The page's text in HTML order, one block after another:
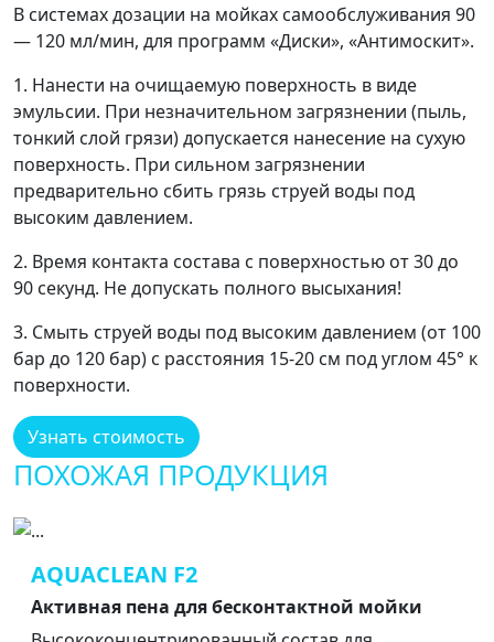
В системах дозации на мойках самообслуживания 90
— 120 мл/мин, для программ «Диски», «Антимоскит».
1. Нанести на очищаемую поверхность в виде
эмульсии. При незначительном загрязнении (пыль,
тонкий слой грязи) допускается нанесение на сухую
поверхность. При сильном загрязнении
предварительно сбить грязь струей воды под
высоким давлением.
2. Время контакта состава с поверхностью от 30 до
90 секунд. Не допускать полного высыхания!
3. Смыть струей воды под высоким давлением (от 100
бар до 120 бар) с расстояния 15-20 см под углом 45° к
поверхности.
Узнать стоимость
ПОХОЖАЯ ПРОДУКЦИЯ
AQUACLEAN F2
Активная пена для бесконтактной мойки